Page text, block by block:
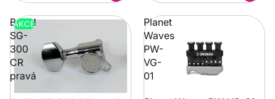
BaCH
SG-
300
CR
pravá
AKCE
Planet
Waves
PW-
VG-
01